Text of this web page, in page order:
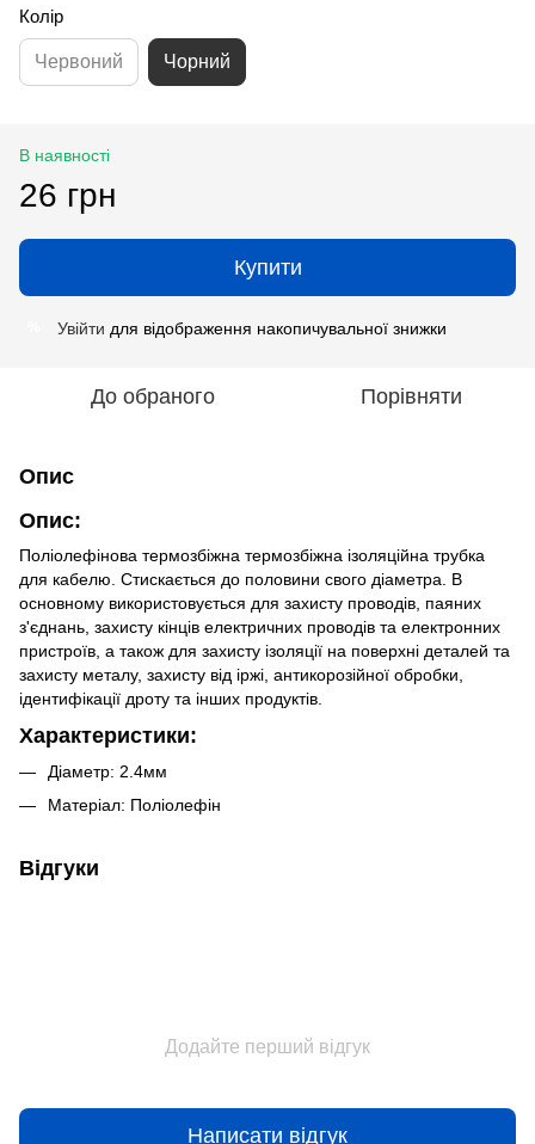
Колір
Червоний Чорний
В наявності
26 грн
Купити
Увійти для відображення накопичувальної знижки
До обраного Порівняти
Опис
Опис:
Поліолефінова термозбіжна термозбіжна ізоляційна трубка
для кабелю. Стискається до половини свого діаметра. В
основному використовується для захисту проводів, паяних
з'єднань, захисту кінців електричних проводів та електронних
пристроїв, а також для захисту ізоляції на поверхні деталей та
захисту металу, захисту від іржі, антикорозійної обробки,
ідентифікації дроту та інших продуктів.
Характеристики:
Діаметр: 2.4мм
Матеріал: Поліолефін
Відгуки
Додайте перший відгук
Написати відгук